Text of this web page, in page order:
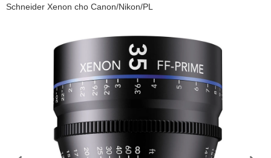
Schneider Xenon cho Canon/Nikon/PL